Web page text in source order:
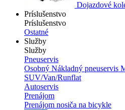
Dojazdové
Príslušenstvo
Príslušenstvo
Ostatné
Služby
Služby
Pneuservis
Osobný Nákladný pneuservis
SUV/Van/Runflat
Autoservis
Prenájom
Prenájom nosiča na bicykle